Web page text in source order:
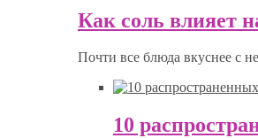
Как соль влияет
Почти все блюда вкуснее с
10